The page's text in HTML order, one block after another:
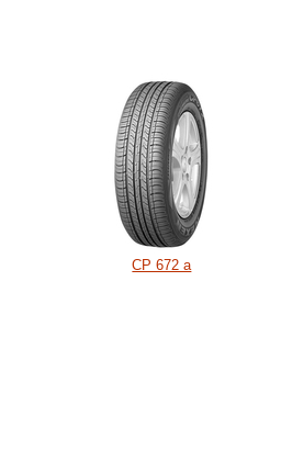
CP 672 a